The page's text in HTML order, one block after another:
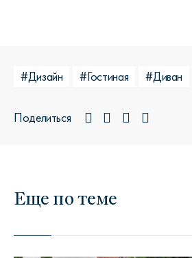
#Дизайн #Гостиная #Диван
Поделиться
Еще по теме